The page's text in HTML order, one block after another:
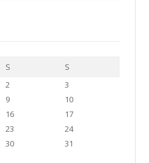
S
S
2
3
9
10
16
17
23
24
30 31